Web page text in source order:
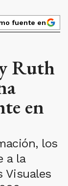
fuente en
Ruth
en
los
a la
Visuales